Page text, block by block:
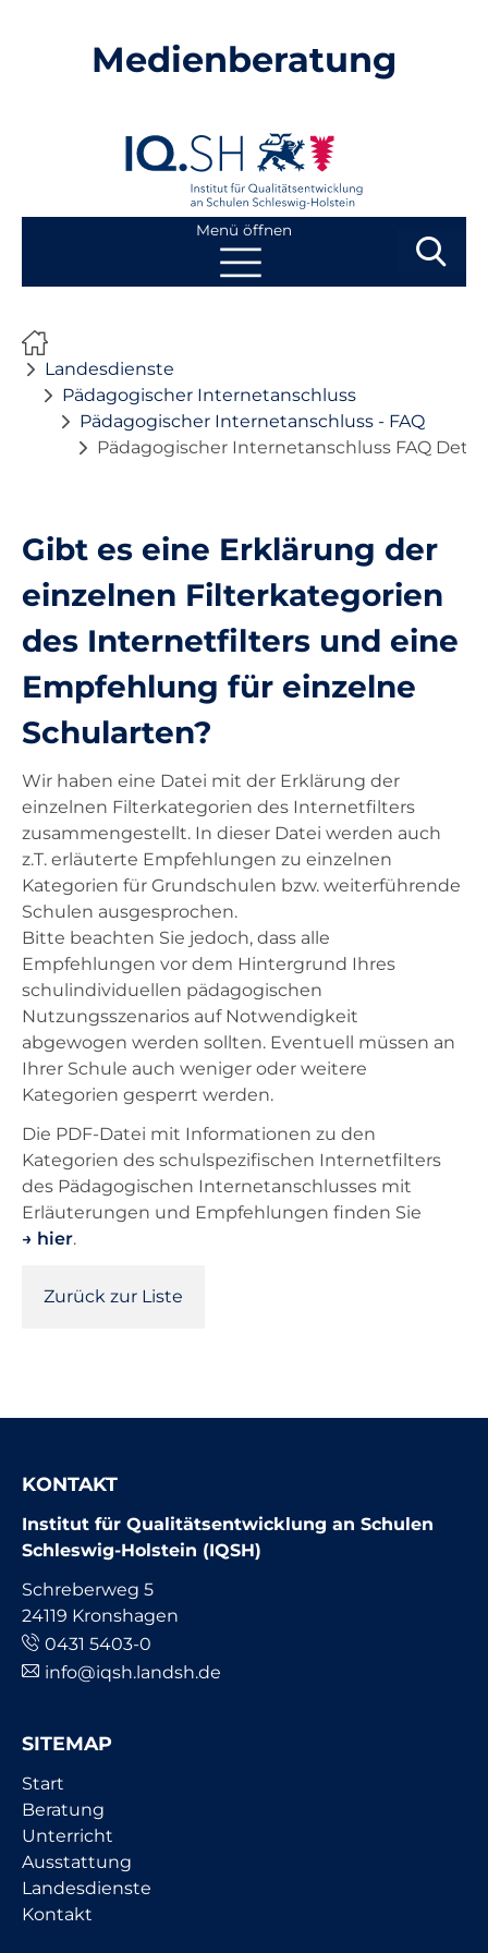
Medienberatung
Menü öffnen
Beratung
Unterricht
Ausstattung
Landesdienste
Kontakt
Landesdienste
Pädagogischer Internetanschluss
Pädagogischer Internetanschluss - FAQ
Pädagogischer Internetanschluss FAQ Detail
Gibt es eine Erklärung der
einzelnen Filterkategorien
des Internetfilters und eine
Empfehlung für einzelne
Schularten?
Wir haben eine Datei mit der Erklärung der
einzelnen Filterkategorien des Internetfilters
zusammengestellt. In dieser Datei werden auch
z.T. erläuterte Empfehlungen zu einzelnen
Kategorien für Grundschulen bzw. weiterführende
Schulen ausgesprochen.
Bitte beachten Sie jedoch, dass alle
Empfehlungen vor dem Hintergrund Ihres
schulindividuellen pädagogischen
Nutzungsszenarios auf Notwendigkeit
abgewogen werden sollten. Eventuell müssen an
Ihrer Schule auch weniger oder weitere
Kategorien gesperrt werden.
Die PDF-Datei mit Informationen zu den
Kategorien des schulspezifischen Internetfilters
des Pädagogischen Internetanschlusses mit
Erläuterungen und Empfehlungen finden Sie
hier.
Zurück zur Liste
KONTAKT
Institut für Qualitätsentwicklung an Schulen
Schleswig-Holstein (IQSH)
Schreberweg 5
24119 Kronshagen
0431 5403-0
info@iqsh.landsh.de
SITEMAP
Navigation
überspringen
Start
Beratung
Unterricht
Ausstattung
Landesdienste
Kontakt